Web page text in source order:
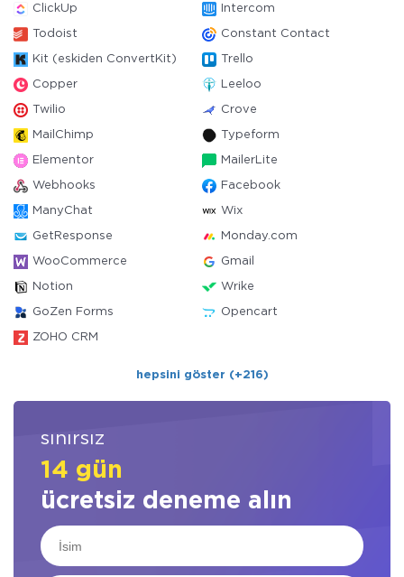
ClickUp Intercom
Todoist Constant Contact
Kit (eskiden ConvertKit) Trello
Copper Leeloo
Twilio Crove
MailChimp Typeform
Elementor MailerLite
Webhooks Facebook
ManyChat Wix
GetResponse Monday.com
WooCommerce Gmail
Notion Wrike
GoZen Forms Opencart
ZOHO CRM
hepsini göster (+216)
sınırsız
14 gün
ücretsiz deneme alın